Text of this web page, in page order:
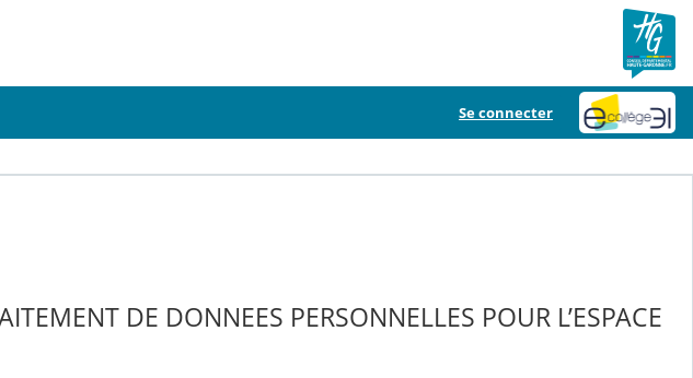
Se connecter
DE DONNEES PERSONNELLES POUR L’ESPACE